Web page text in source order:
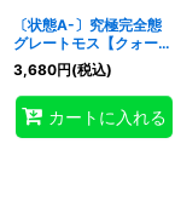
〔状態A-〕究極完全態
グレートモス【クォータ
ーセンチュリーシークレ
ット】{EDC1-JP001}
《モンスター》
3,680円(税込)
カートに入れる